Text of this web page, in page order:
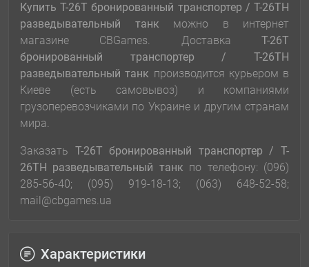
Купить T-26Т бронированный транспортер / T-26ТН
разведывательный танк можно в интернет
магазине CBGames. Доставка T-26Т
бронированный транспортер / T-26ТН
разведывательный танк производится курьером в
Киеве (есть самовывоз) и компаниями
грузоперевозчиками по Украине и другим странам
мира.
Заказать T-26Т бронированный транспортер / T-
26ТН разведывательный танк по телефону: (096)
285-56-40; (095) 919-18-13; (063) 648-52-58;
mail@cbgames.ua
Характеристики